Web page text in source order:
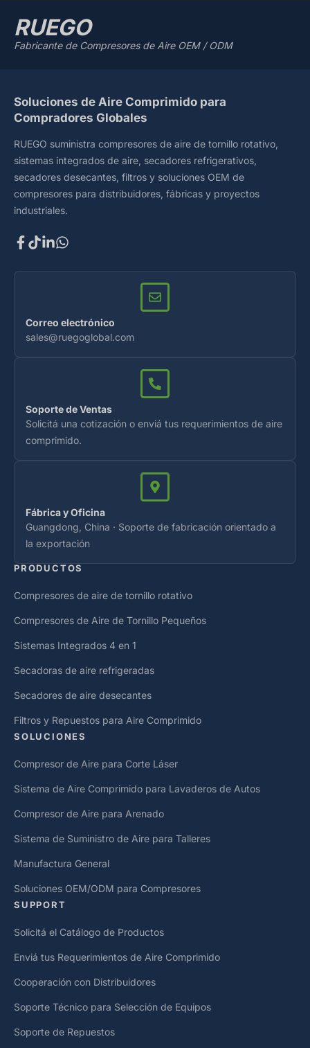
RUEGO
Fabricante de Compresores de Aire OEM / ODM
Soluciones de Aire Comprimido para
Compradores Globales
RUEGO suministra compresores de aire de tornillo rotativo,
sistemas integrados de aire, secadores refrigerativos,
secadores desecantes, filtros y soluciones OEM de
compresores para distribuidores, fábricas y proyectos
industriales.
Correo electrónico
sales@ruegoglobal.com
Soporte de Ventas
Solicitá una cotización o enviá tus requerimientos de aire
comprimido.
Fábrica y Oficina
Guangdong, China · Soporte de fabricación orientado a
la exportación
PRODUCTOS
Compresores de aire de tornillo rotativo
Compresores de Aire de Tornillo Pequeños
Sistemas Integrados 4 en 1
Secadoras de aire refrigeradas
Secadores de aire desecantes
Filtros y Repuestos para Aire Comprimido
SOLUCIONES
Compresor de Aire para Corte Láser
Sistema de Aire Comprimido para Lavaderos de Autos
Compresor de Aire para Arenado
Sistema de Suministro de Aire para Talleres
Manufactura General
Soluciones OEM/ODM para Compresores
SUPPORT
Solicitá el Catálogo de Productos
Enviá tus Requerimientos de Aire Comprimido
Cooperación con Distribuidores
Soporte Técnico para Selección de Equipos
Soporte de Repuestos